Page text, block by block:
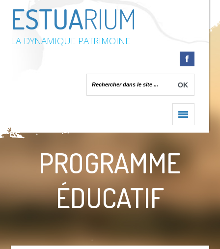
ESTUARIUM
LA DYNAMIQUE PATRIMOINE
Programme éducatif
PROGRAMME
ÉDUCATIF